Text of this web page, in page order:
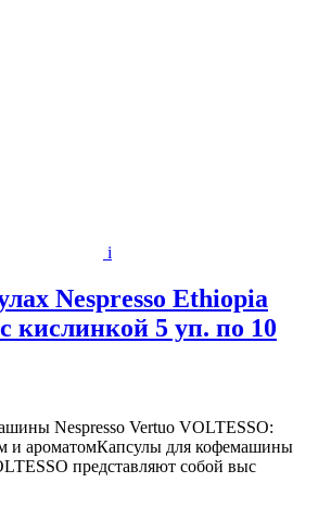
i
Nespresso Ethiopia
кислинкой 5 уп. по 10
Nespresso Vertuo VOLTESSO:
и ароматомКапсулы для кофемашины
представляют собой выс